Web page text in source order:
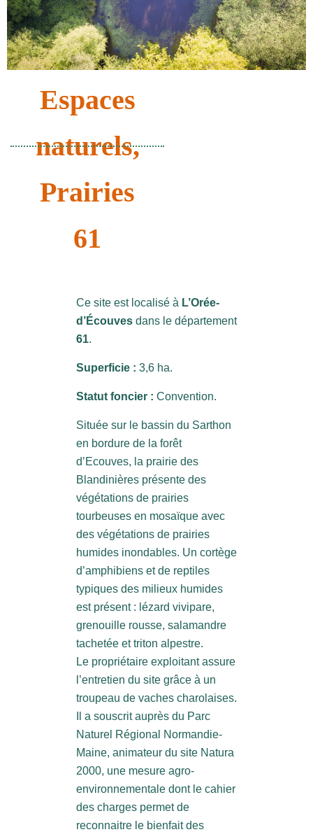
Espaces
naturels,
Prairies
61
Ce site est localisé à L’Orée-
d’Écouves dans le département
61.
Superficie : 3,6 ha.
Statut foncier : Convention.
Située sur le bassin du Sarthon
en bordure de la forêt
d’Ecouves, la prairie des
Blandinières présente des
végétations de prairies
tourbeuses en mosaïque avec
des végétations de prairies
humides inondables. Un cortège
d’amphibiens et de reptiles
typiques des milieux humides
est présent : lézard vivipare,
grenouille rousse, salamandre
tachetée et triton alpestre.
Le propriétaire exploitant assure
l’entretien du site grâce à un
troupeau de vaches charolaises.
Il a souscrit auprès du Parc
Naturel Régional Normandie-
Maine, animateur du site Natura
2000, une mesure agro-
environnementale dont le cahier
des charges permet de
reconnaitre le bienfait des